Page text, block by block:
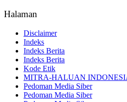
Halaman
Disclaimer
Indeks
Indeks Berita
Indeks Berita
Kode Etik
MITRA-HALUAN
Pedoman Media Siber
Pedoman Media Siber